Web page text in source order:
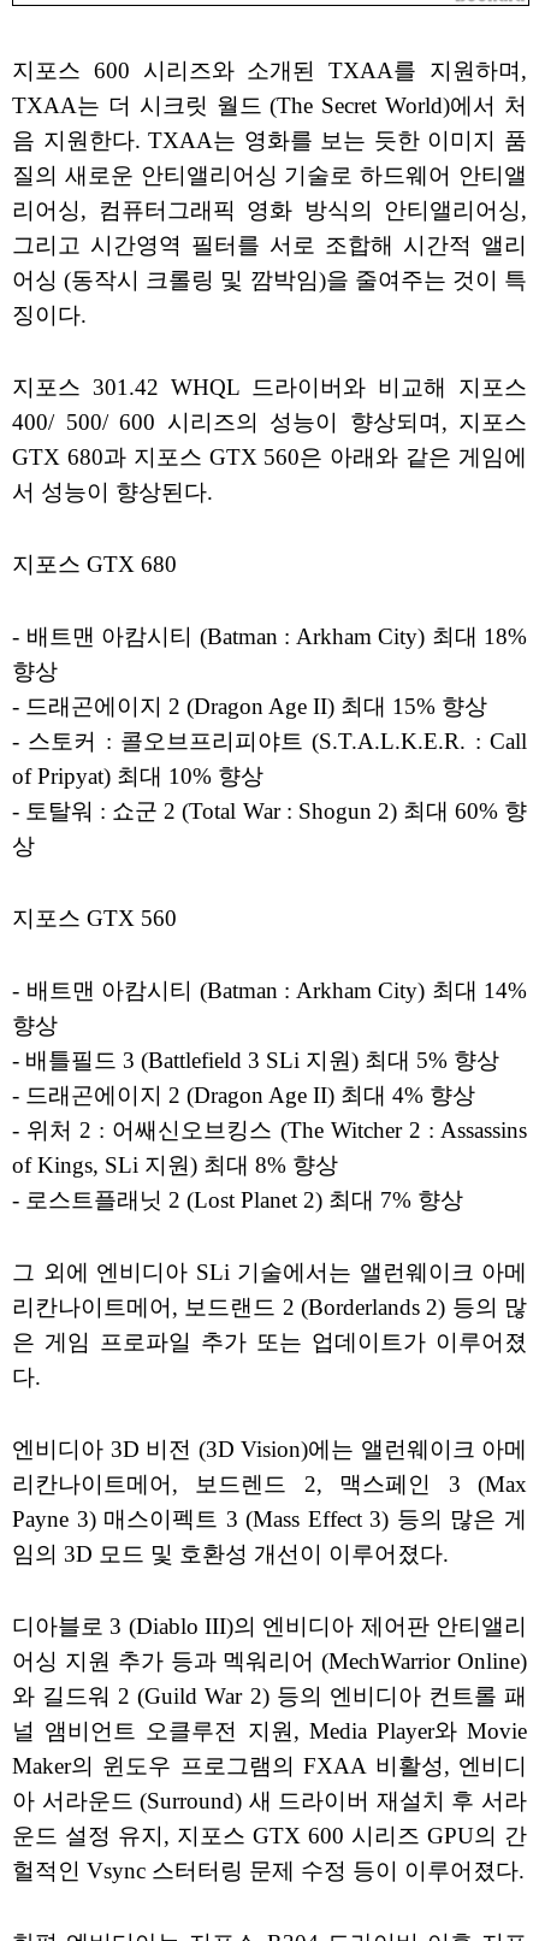
지포스 600 시리즈와 소개된 TXAA를 지원하며,
TXAA는 더 시크릿 월드 (The Secret World)에서 처
음 지원한다. TXAA는 영화를 보는 듯한 이미지 품
질의 새로운 안티앨리어싱 기술로 하드웨어 안티앨
리어싱, 컴퓨터그래픽 영화 방식의 안티앨리어싱,
그리고 시간영역 필터를 서로 조합해 시간적 앨리
어싱 (동작시 크롤링 및 깜박임)을 줄여주는 것이 특
징이다.
지포스 301.42 WHQL 드라이버와 비교해 지포스
400/ 500/ 600 시리즈의 성능이 향상되며, 지포스
GTX 680과 지포스 GTX 560은 아래와 같은 게임에
서 성능이 향상된다.
지포스 GTX 680
- 배트맨 아캄시티 (Batman : Arkham City) 최대 18%
향상
- 드래곤에이지 2 (Dragon Age II) 최대 15% 향상
- 스토커 : 콜오브프리피야트 (S.T.A.L.K.E.R. : Call
of Pripyat) 최대 10% 향상
- 토탈워 : 쇼군 2 (Total War : Shogun 2) 최대 60% 향
상
지포스 GTX 560
- 배트맨 아캄시티 (Batman : Arkham City) 최대 14%
향상
- 배틀필드 3 (Battlefield 3 SLi 지원) 최대 5% 향상
- 드래곤에이지 2 (Dragon Age II) 최대 4% 향상
- 위처 2 : 어쌔신오브킹스 (The Witcher 2 : Assassins
of Kings, SLi 지원) 최대 8% 향상
- 로스트플래닛 2 (Lost Planet 2) 최대 7% 향상
그 외에 엔비디아 SLi 기술에서는 앨런웨이크 아메
리칸나이트메어, 보드랜드 2 (Borderlands 2) 등의 많
은 게임 프로파일 추가 또는 업데이트가 이루어졌
다.
엔비디아 3D 비전 (3D Vision)에는 앨런웨이크 아메
리칸나이트메어, 보드렌드 2, 맥스페인 3 (Max
Payne 3) 매스이펙트 3 (Mass Effect 3) 등의 많은 게
임의 3D 모드 및 호환성 개선이 이루어졌다.
디아블로 3 (Diablo III)의 엔비디아 제어판 안티앨리
어싱 지원 추가 등과 멕워리어 (MechWarrior Online)
와 길드워 2 (Guild War 2) 등의 엔비디아 컨트롤 패
널 앰비언트 오클루전 지원, Media Player와 Movie
Maker의 윈도우 프로그램의 FXAA 비활성, 엔비디
아 서라운드 (Surround) 새 드라이버 재설치 후 서라
운드 설정 유지, 지포스 GTX 600 시리즈 GPU의 간
헐적인 Vsync 스터터링 문제 수정 등이 이루어졌다.